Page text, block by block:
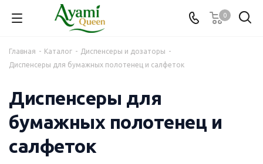
0
Главная - Каталог - Диспенсеры и дозаторы -
Диспенсеры для бумажных полотенец и салфеток
Диспенсеры для
бумажных полотенец и
салфеток